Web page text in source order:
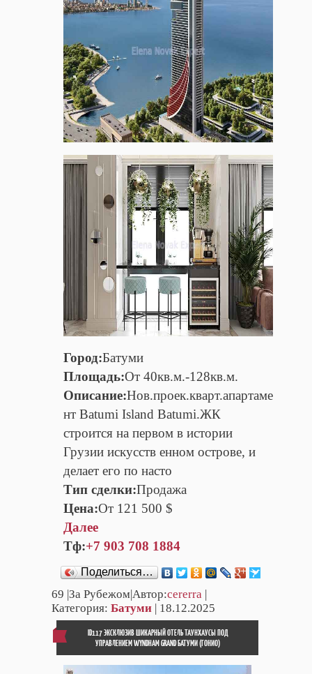
Город:Батуми
Площадь:От 40кв.м.-128кв.м.
Описание:Нов.проек.кварт.апартаме
нт Batumi Island Batumi.ЖК
строится на первом в истории
Грузии искусств енном острове, и
делает его по насто
Тип сделки:Продажа
Цена:От 121 500 $
Далее
Тф:+7 903 708 1884
Поделиться…
69 |За Рубежом|Автор:cererra |
Категория: Батуми | 18.12.2025
ID117 ЭКСКЛЮЗИВ ШИКАРНЫЙ ОТЕЛЬ ТАУНХАУСЫ ПОД
УПРАВЛЕНИЕМ WYNDHAM GRAND БАТУМИ (ГОНИО)